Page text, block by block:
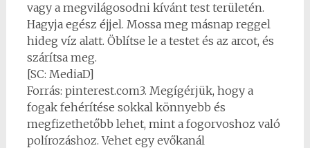
vagy a megvilágosodni kívánt test területén.
Hagyja egész éjjel. Mossa meg másnap reggel
hideg víz alatt. Öblítse le a testet és az arcot, és
szárítsa meg.
[SC: MediaD]
Forrás: pinterest.com3. Megígérjük, hogy a
fogak fehérítése sokkal könnyebb és
megfizethetőbb lehet, mint a fogorvoshoz való
polírozáshoz. Vehet egy evőkanál